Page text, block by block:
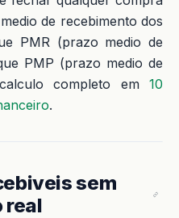
de recebimento dos
PMR (prazo medio de
PMP (prazo medio de
completo em 10
.
sem
real